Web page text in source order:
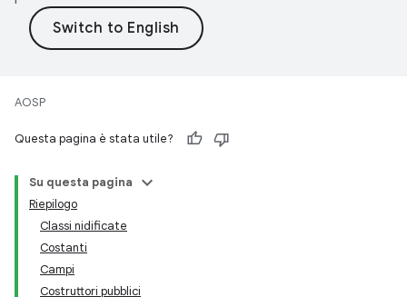
AOSP
Questa pagina è stata utile?
Su questa pagina
Riepilogo
Classi nidificate
Costanti
Campi
Costruttori pubblici